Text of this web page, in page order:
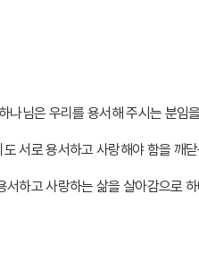
나님은 우리를 용서해 주시는 분임
도 서로 용서하고 사랑해야 함을 깨
서하고 사랑하는 삶을 살아감으로